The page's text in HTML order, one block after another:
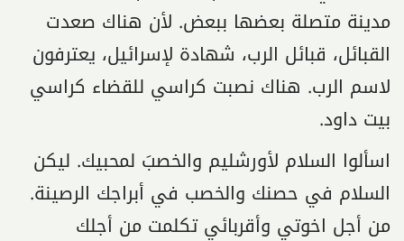
مدينة متصلة بعضها ببعض. لأن هناك صعدت
القبائل، قبائل الرب، شهادة لإسرائيل، يعترفون
لاسم الرب. هناك نصبت كراسي للقضاء كراسي
بيت داود.
اسألوا السلام لأورشليم والخصبَ لمحبيك. ليكن
السلام في حصنك والخصب في أبراجك الرصينة.
من أجل اخوتي وأقربائي تكلمت من أجلك